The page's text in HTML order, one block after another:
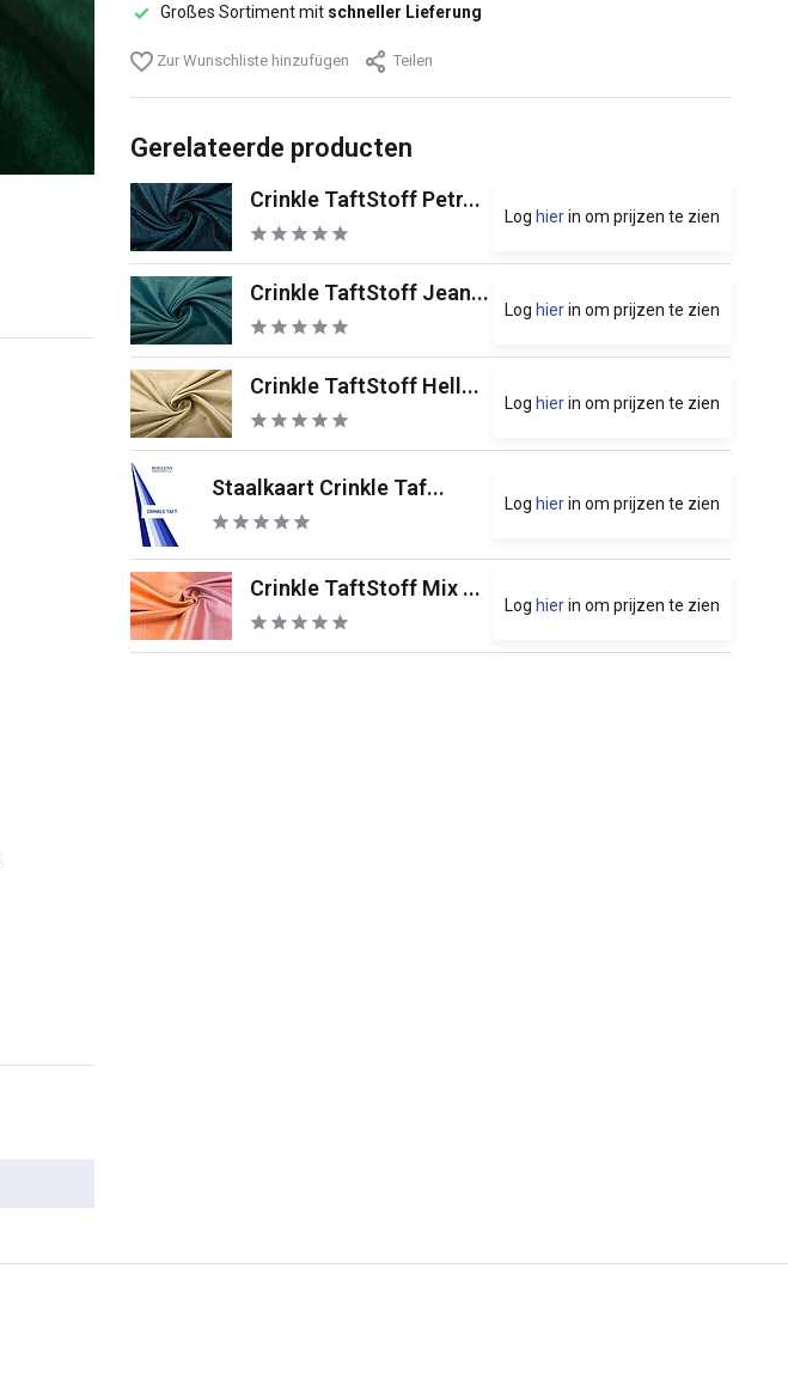
Großes Sortiment mit schneller Lieferung
Zur Wunschliste hinzufügen Teilen
Gerelateerde producten
Crinkle TaftStoff Petr...
Log hierin om prijzen te zien
Crinkle TaftStoff Jean...
Log hierin om prijzen te zien
Crinkle TaftStoff Hell...
Log hierin om prijzen te zien
Staalkaart Crinkle Taf...
Log hierin om prijzen te zien
Crinkle TaftStoff Mix ...
Log hierin om prijzen te zien